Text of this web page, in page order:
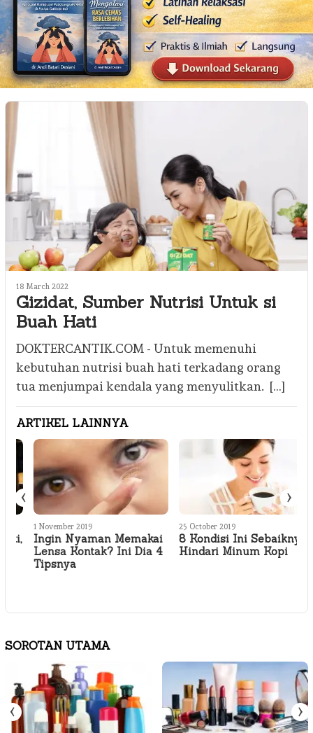
18 March 2022
Gizidat, Sumber Nutrisi Untuk si
Buah Hati
DOKTERCANTIK.COM - Untuk memenuhi
kebutuhan nutrisi buah hati terkadang orang
tua menjumpai kendala yang menyulitkan. […]
ARTIKEL LAINNYA
1 November 2019
Ingin Nyaman Memakai
Lensa Kontak? Ini Dia 4
Tipsnya
25 October 2019
8 Kondisi Ini Sebaiknya
Hindari Minum Kopi
‹ ›
SOROTAN UTAMA
‹ ›